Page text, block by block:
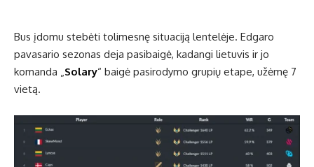
Bus įdomu stebėti tolimesnę situaciją lentelėje. Edgaro
pavasario sezonas deja pasibaigė, kadangi lietuvis ir jo
komanda „Solary“ baigė pasirodymo grupių etape, užėmę 7
vietą.